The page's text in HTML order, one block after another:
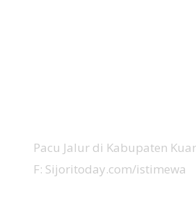
Pacu Jalur di Kabupaten
F: Sijoritoday.com/istimewa